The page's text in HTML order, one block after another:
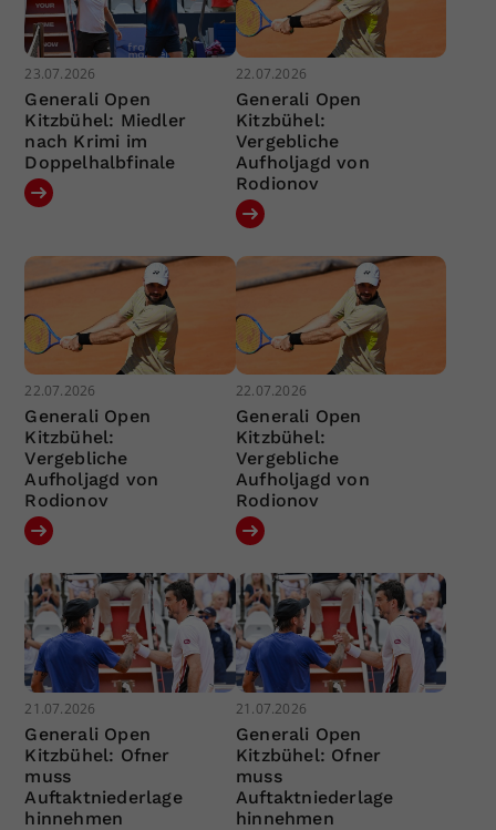
23.07.2026
Generali Open
Kitzbühel: Miedler
nach Krimi im
Doppelhalbfinale
22.07.2026
Generali Open
Kitzbühel:
Vergebliche
Aufholjagd von
Rodionov
22.07.2026
Generali Open
Kitzbühel:
Vergebliche
Aufholjagd von
Rodionov
22.07.2026
Generali Open
Kitzbühel:
Vergebliche
Aufholjagd von
Rodionov
21.07.2026
Generali Open
Kitzbühel: Ofner
muss
Auftaktniederlage
hinnehmen
21.07.2026
Generali Open
Kitzbühel: Ofner
muss
Auftaktniederlage
hinnehmen